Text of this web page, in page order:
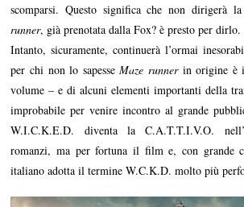
scomparsi. Questo significa che non dirigerà
runner, già prenotata dalla Fox? è presto per dirlo.
Intanto, sicuramente, continuerà l’ormai
per chi non lo sapesseMaze runnerin origine è
volume – e di alcuni elementi importanti della
improbabile per venire incontro al grande
W.I.C.K.E.D. diventa la C.A.T.T.I.V.O.
romanzi, ma per fortuna il film e, con grande
italiano adotta il termine W.C.K.D. molto più